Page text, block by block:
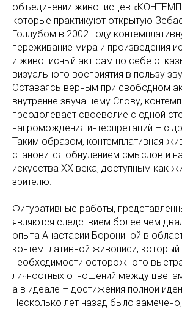
объединении живописцев
которые практикуют открытую
Голлубом в 2002 году
переживание мира и произведения
и живописный акт сам по себе
визуального восприятия в пользу
Оставаясь верным при свободном
внутренне звучащему Слову,
преодолевает своеволие с одной
нагромождения интерпретаций – с
Таким образом, контемплативная
становится обнулением смыслов и
искусства ХХ века, доступным как
зрителю.
Фигуративные работы,
являются следствием более чем
опыта Анастасии Борониной в
контемплативной живописи, который
необходимости осторожного
личностных отношений между
а в идеале – достижения полной
Несколько лет назад было